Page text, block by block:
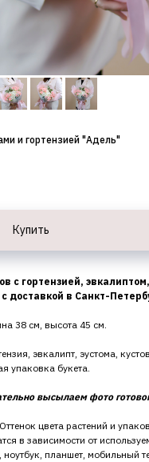
и гортензией "Адель"
Купить
с гортензией,
доставкой в Санкт-
38 см, высота 45 см.
эвкалипт, эустома,
упаковка букета.
высылаем фото
Оттенок цвета растений и
в зависимости от
ноутбук, планшет, мобильный